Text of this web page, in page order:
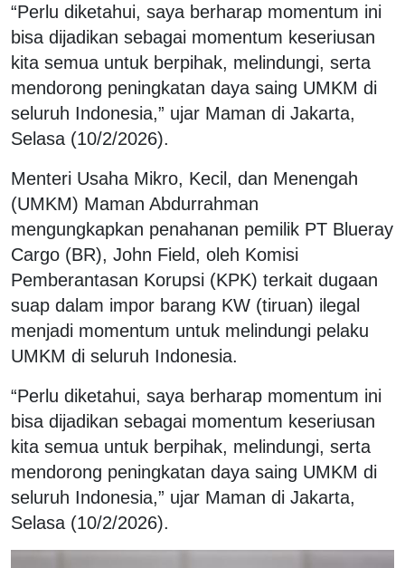
“Perlu diketahui, saya berharap momentum ini
bisa dijadikan sebagai momentum keseriusan
kita semua untuk berpihak, melindungi, serta
mendorong peningkatan daya saing UMKM di
seluruh Indonesia,” ujar Maman di Jakarta,
Selasa (10/2/2026).
Menteri Usaha Mikro, Kecil, dan Menengah
(UMKM) Maman Abdurrahman
mengungkapkan penahanan pemilik PT Blueray
Cargo (BR), John Field, oleh Komisi
Pemberantasan Korupsi (KPK) terkait dugaan
suap dalam impor barang KW (tiruan) ilegal
menjadi momentum untuk melindungi pelaku
UMKM di seluruh Indonesia.
“Perlu diketahui, saya berharap momentum ini
bisa dijadikan sebagai momentum keseriusan
kita semua untuk berpihak, melindungi, serta
mendorong peningkatan daya saing UMKM di
seluruh Indonesia,” ujar Maman di Jakarta,
Selasa (10/2/2026).